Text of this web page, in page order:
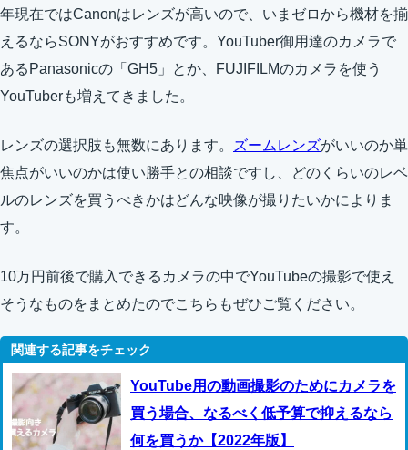
年現在ではCanonはレンズが高いので、いまゼロから機材を揃
えるならSONYがおすすめです。YouTuber御用達のカメラで
あるPanasonicの「GH5」とか、FUJIFILMのカメラを使う
YouTuberも増えてきました。
レンズの選択肢も無数にあります。 ズームレンズがいいのか単
焦点がいいのかは使い勝手との相談ですし、どのくらいのレベ
ルのレンズを買うべきかはどんな映像が撮りたいかによりま
す。
10万円前後で購入できるカメラの中でYouTubeの撮影で使え
そうなものをまとめたのでこちらもぜひご覧ください。
YouTube用の動画撮影のためにカメラを
買う場合、なるべく低予算で抑えるなら
何を買うか【2022年版】